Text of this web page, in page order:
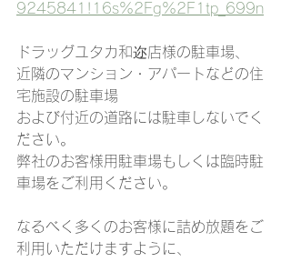
9245841!16s%2Fg%2F1tp_699n
ドラッグユタカ和迩店様の駐車場、
近隣のマンション・アパートなどの住
宅施設の駐車場
および付近の道路には駐車しないでく
ださい。
弊社のお客様用駐車場もしくは臨時駐
車場をご利用ください。
なるべく多くのお客様に詰め放題をご
利用いただけますように、